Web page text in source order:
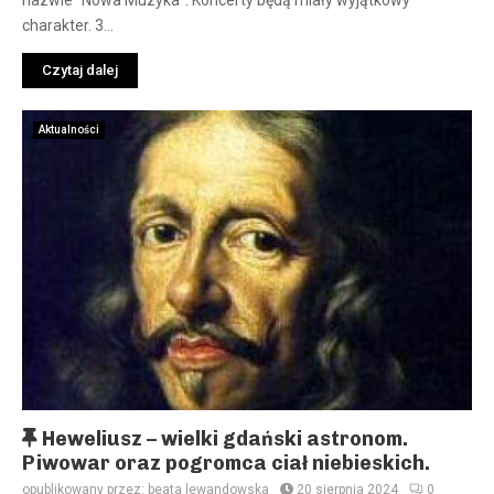
n
e
charakter. 3...
Czytaj dalej
Aktualności
W
y
r
Heweliusz – wielki gdański astronom.
Piwowar oraz pogromca ciał niebieskich.
opublikowany przez: beata lewandowska 20 sierpnia 2024 0